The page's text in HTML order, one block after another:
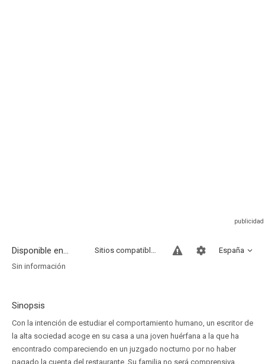
Disponible en... España
Sitios compatibles
Sin información
Sinopsis
Con la intención de estudiar el comportamiento humano, un escritor de
la alta sociedad acoge en su casa a una joven huérfana a la que ha
encontrado compareciendo en un juzgado nocturno por no haber
pagado la cuenta del restaurante. Su familia no será comprensiva,